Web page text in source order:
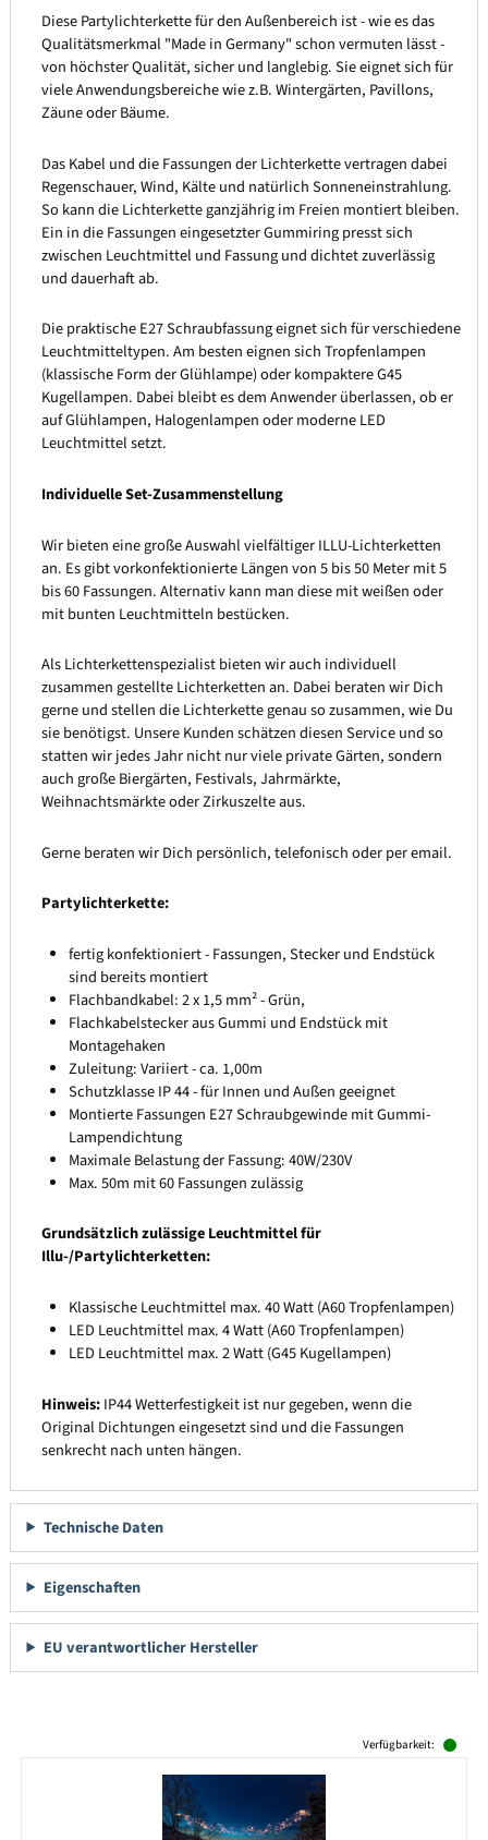
Diese Partylichterkette für den Außenbereich ist - wie es das
Qualitätsmerkmal "Made in Germany" schon vermuten lässt -
von höchster Qualität, sicher und langlebig. Sie eignet sich für
viele Anwendungsbereiche wie z.B. Wintergärten, Pavillons,
Zäune oder Bäume.
Das Kabel und die Fassungen der Lichterkette vertragen dabei
Regenschauer, Wind, Kälte und natürlich Sonneneinstrahlung.
So kann die Lichterkette ganzjährig im Freien montiert bleiben.
Ein in die Fassungen eingesetzter Gummiring presst sich
zwischen Leuchtmittel und Fassung und dichtet zuverlässig
und dauerhaft ab.
Die praktische E27 Schraubfassung eignet sich für verschiedene
Leuchtmitteltypen. Am besten eignen sich Tropfenlampen
(klassische Form der Glühlampe) oder kompaktere G45
Kugellampen. Dabei bleibt es dem Anwender überlassen, ob er
auf Glühlampen, Halogenlampen oder moderne LED
Leuchtmittel setzt.
Individuelle Set-Zusammenstellung
Wir bieten eine große Auswahl vielfältiger ILLU-Lichterketten
an. Es gibt vorkonfektionierte Längen von 5 bis 50 Meter mit 5
bis 60 Fassungen. Alternativ kann man diese mit weißen oder
mit bunten Leuchtmitteln bestücken.
Als Lichterkettenspezialist bieten wir auch individuell
zusammen gestellte Lichterketten an. Dabei beraten wir Dich
gerne und stellen die Lichterkette genau so zusammen, wie Du
sie benötigst. Unsere Kunden schätzen diesen Service und so
statten wir jedes Jahr nicht nur viele private Gärten, sondern
auch große Biergärten, Festivals, Jahrmärkte,
Weihnachtsmärkte oder Zirkuszelte aus.
Gerne beraten wir Dich persönlich, telefonisch oder per email.
Partylichterkette:
fertig konfektioniert - Fassungen, Stecker und Endstück
sind bereits montiert
Flachbandkabel: 2 x 1,5 mm² - Grün,
Flachkabelstecker aus Gummi und Endstück mit
Montagehaken
Zuleitung: Variiert - ca. 1,00m
Schutzklasse IP 44 - für Innen und Außen geeignet
Montierte Fassungen E27 Schraubgewinde mit Gummi-
Lampendichtung
Maximale Belastung der Fassung: 40W/230V
Max. 50m mit 60 Fassungen zulässig
Grundsätzlich zulässige Leuchtmittel für
Illu-/Partylichterketten:
Klassische Leuchtmittel max. 40 Watt (A60 Tropfenlampen)
LED Leuchtmittel max. 4 Watt (A60 Tropfenlampen)
LED Leuchtmittel max. 2 Watt (G45 Kugellampen)
Hinweis:IP44 Wetterfestigkeit ist nur gegeben, wenn die
Original Dichtungen eingesetzt sind und die Fassungen
senkrecht nach unten hängen.
Technische Daten
Eigenschaften
EU verantwortlicher Hersteller
Verfügbarkeit: